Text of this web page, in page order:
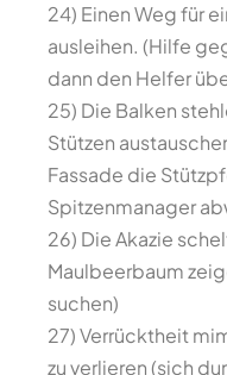
24) Einen Weg für
ausleihen. (Hilfe
dann den Helfer
25) Die Balken
Stützen
Fassade die
Spitzenmanager
26) Die Akazie
Maulbeerbaum
suchen)
27) Verrücktheit
zu verlieren (sich